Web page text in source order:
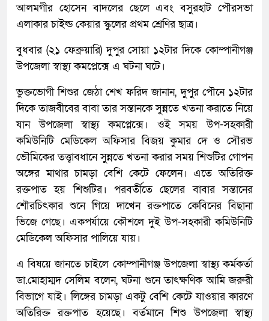
আলমগীর হোসেন বাদলের ছেলে এবং বসুরহাট পৌরসভা
এলাকার চাইল্ড কেয়ার স্কুলের প্রথম শ্রেণির ছাত্র।
বুধবার (২১ ফেব্রুয়ারি) দুপুর সোয়া ১২টার দিকে কোম্পানীগঞ্জ
উপজেলা স্বাস্থ্য কমপ্লেক্সে এ ঘটনা ঘটে।
ভুক্তভোগী শিশুর জেঠা শেখ ফরিদ জানান, দুপুর পৌনে ১২টার
দিকে তাজবীবের বাবা তার সন্তানকে সুন্নতে খতনা করাতে নিয়ে
যান উপজেলা স্বাস্থ্য কমপ্লেক্সে। ওই সময় উপ-সহকারী
কমিউনিটি মেডিকেল অফিসার বিজয় কুমার দে ও সৌরভ
ভৌমিকের তত্ত্বাবধানে সুন্নতে খতনা করার সময় শিশুটির গোপন
অঙ্গের মাথার চামড়া বেশি কেটে ফেলেন। এতে অতিরিক্ত
রক্তপাত হয় শিশুটির। পরবর্তীতে ছেলের বাবার সন্তানের
শৌরচিৎকার শুনে গিয়ে দাখেন রক্তপাতে কেবিনের বিছানা
ভিজে গেছে। একপর্যায়ে কৌশলে দুই উপ-সহকারী কমিউনিটি
মেডিকেল অফিসার পালিয়ে যায়।
এ বিষয়ে জানতে চাইলে কোম্পানীগঞ্জ উপজেলা স্বাস্থ্য কর্মকর্তা
ডা.মোহাম্মদ সেলিম বলেন, ঘটনা শুনে তাৎক্ষণিক আমি জরুরী
বিভাগে যাই। লিঙ্গের চামড়া একটু বেশি কেটে যাওয়ার কারণে
অতিরিক্ত রক্তপাত হয়েছে। বর্তমানে শিশু উপজেলা স্বাস্থ্য